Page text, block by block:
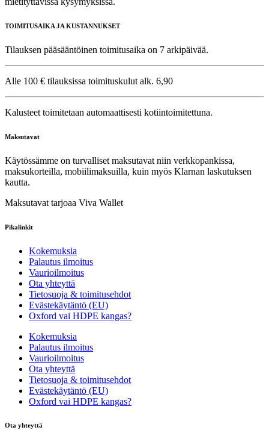
TOIMITUSAIKA JA KUSTANNUKSET
Tilauksen pääsääntöinen toimitusaika on 7 arkipäivää.
Alle 100 € tilauksissa toimituskulut alk. 6,90
Kalusteet toimitetaan automaattisesti kotiintoimitettuna.
Maksutavat
Käytössämme on turvalliset maksutavat niin verkkopankissa,
maksukorteilla, mobiilimaksuilla, kuin myös Klarnan laskutuksen
kautta.
Maksutavat tarjoaa Viva Wallet
Pikalinkit
Kokemuksia
Palautus ilmoitus
Vaurioilmoitus
Ota yhteyttä
Tietosuoja & toimitusehdot
Evästekäytäntö (EU)
Oxford vai HDPE kangas?
Kokemuksia
Palautus ilmoitus
Vaurioilmoitus
Ota yhteyttä
Tietosuoja & toimitusehdot
Evästekäytäntö (EU)
Oxford vai HDPE kangas?
Ota yhteyttä